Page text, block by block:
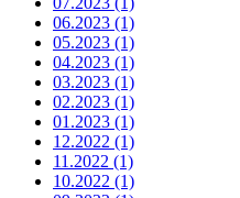
06.2023 (1)
05.2023 (1)
04.2023 (1)
03.2023 (1)
02.2023 (1)
01.2023 (1)
12.2022 (1)
11.2022 (1)
10.2022 (1)